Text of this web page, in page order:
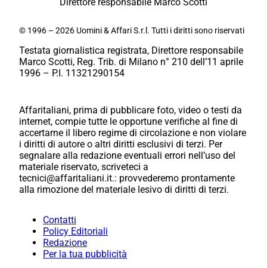
© 1996 – 2026 Uomini & Affari S.r.l. Tutti i diritti sono riservati
Testata giornalistica registrata, Direttore responsabile
Marco Scotti, Reg. Trib. di Milano n° 210 dell’11 aprile
1996 – P.I. 11321290154
Affaritaliani, prima di pubblicare foto, video o testi da
internet, compie tutte le opportune verifiche al fine di
accertarne il libero regime di circolazione e non violare
i diritti di autore o altri diritti esclusivi di terzi. Per
segnalare alla redazione eventuali errori nell’uso del
materiale riservato, scriveteci a
tecnici@affaritaliani.it.: provvederemo prontamente
alla rimozione del materiale lesivo di diritti di terzi.
Contatti
Policy Editoriali
Redazione
Per la tua pubblicità